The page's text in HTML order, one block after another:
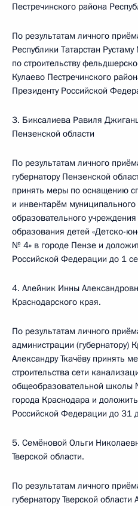
Пестречинского района
По результатам личного
Республики Татарстан
по строительству
Кулаево Пестречинского
Президенту Российской
3. Биксалиева Равиля
Пензенской области
По результатам личного
губернатору Пензенской
принять меры по оснащению
и инвентарём
образовательного
образования детей «Детско-
№ 4» в городе Пензе и
Российской Федерации до 1
4. Алейник Инны
Краснодарского края.
По результатам личного
администрации (губернатору)
Александру Ткачёву принять
строительства сети
общеобразовательной
города Краснодара и
Российской Федерации до 31
5. Семёновой Ольги
Тверской области.
По результатам личного
губернатору Тверской